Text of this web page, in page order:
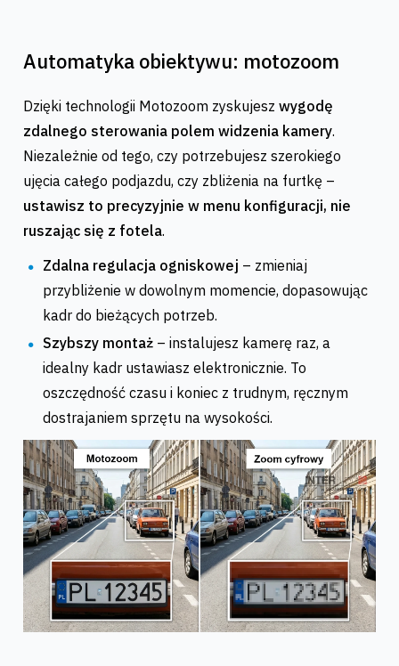
Automatyka obiektywu: motozoom
Dzięki technologii Motozoom zyskujesz wygodę
zdalnego sterowania polem widzenia kamery.
Niezależnie od tego, czy potrzebujesz szerokiego
ujęcia całego podjazdu, czy zbliżenia na furtkę –
ustawisz to precyzyjnie w menu konfiguracji, nie
ruszając się z fotela.
Zdalna regulacja ogniskowej – zmieniaj
przybliżenie w dowolnym momencie, dopasowując
kadr do bieżących potrzeb.
Szybszy montaż – instalujesz kamerę raz, a
idealny kadr ustawiasz elektronicznie. To
oszczędność czasu i koniec z trudnym, ręcznym
dostrajaniem sprzętu na wysokości.